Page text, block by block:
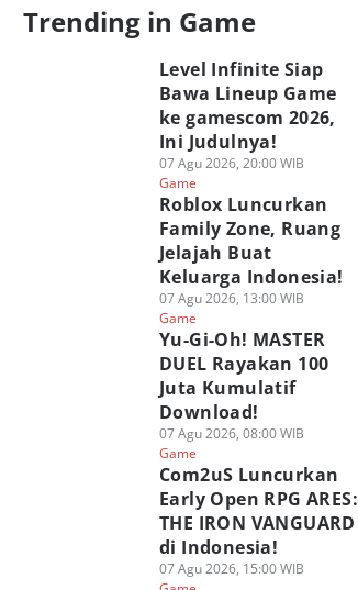
Trending in Game
Level Infinite Siap
Bawa Lineup Game
ke gamescom 2026,
Ini Judulnya!
07 Agu 2026, 20:00 WIB
Game
Roblox Luncurkan
Family Zone, Ruang
Jelajah Buat
Keluarga Indonesia!
07 Agu 2026, 13:00 WIB
Game
Yu-Gi-Oh! MASTER
DUEL Rayakan 100
Juta Kumulatif
Download!
07 Agu 2026, 08:00 WIB
Game
Com2uS Luncurkan
Early Open RPG ARES:
THE IRON VANGUARD
di Indonesia!
07 Agu 2026, 15:00 WIB